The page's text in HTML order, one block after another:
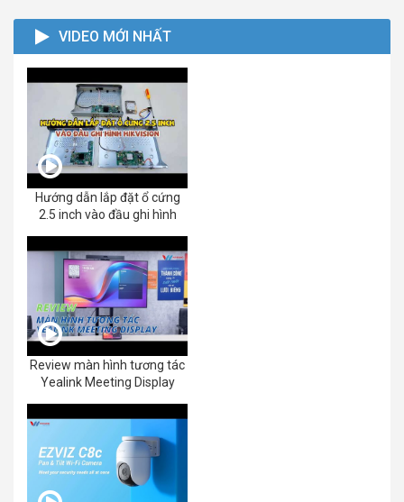
VIDEO MỚI NHẤT
Hướng dẫn lắp đặt ổ cứng
2.5 inch vào đầu ghi hình
Review màn hình tương tác
Yealink Meeting Display